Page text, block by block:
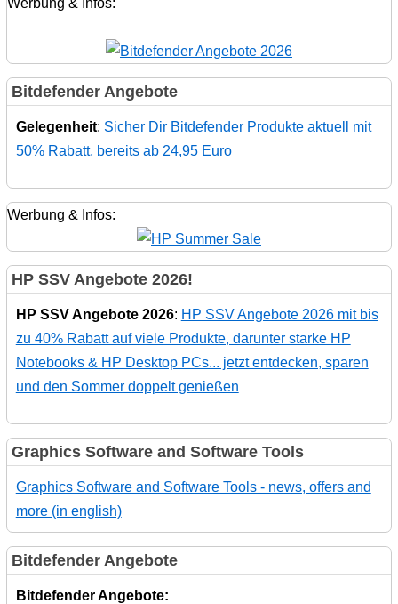
Bitdefender Angebote
Gelegenheit: Sicher Dir Bitdefender Produkte aktuell mit
50% Rabatt, bereits ab 24,95 Euro
Werbung & Infos:
HP SSV Angebote 2026!
HP SSV Angebote 2026: HP SSV Angebote 2026 mit bis
zu 40% Rabatt auf viele Produkte, darunter starke HP
Notebooks & HP Desktop PCs... jetzt entdecken, sparen
und den Sommer doppelt genießen
Graphics Software and Software Tools
Graphics Software and Software Tools - news, offers and
more (in english)
Bitdefender Angebote
Bitdefender Angebote: